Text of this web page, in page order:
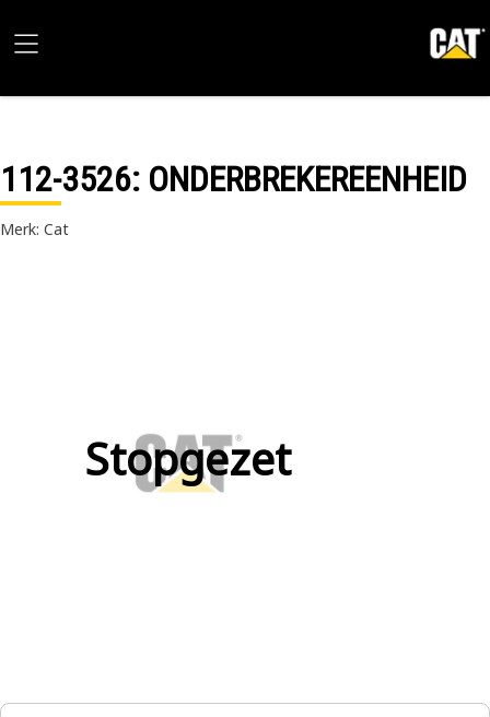
112-3526: ONDERBREKEREENHEID
Merk: Cat
Stopgezet